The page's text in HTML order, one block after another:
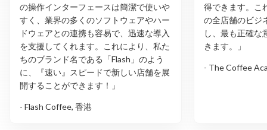
の操作インターフェースは簡潔で使いや
すく、業界の多くのソフトウェアやハー
ドウェアとの連携も容易で、迅速な導入
を支援してくれます。これにより、私た
ちのブランド名である「Flash」のよう
に、『速い』スピードで新しい店舗を展
開することができます！」
- Flash Coffee, 香港
得できます。こ
の全店舗のビジ
し、最も正確な
きます。」
- The Coffee